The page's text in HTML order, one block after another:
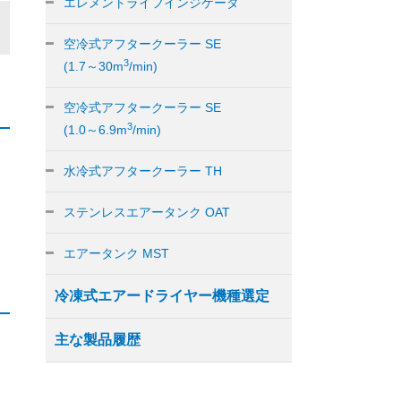
空冷式アフタークーラー SE
(1.7～30m3/min)
空冷式アフタークーラー SE
(1.0～6.9m3/min)
水冷式アフタークーラー TH
ステンレスエアータンク OAT
エアータンク MST
冷凍式エアードライヤー機種選定
主な製品履歴